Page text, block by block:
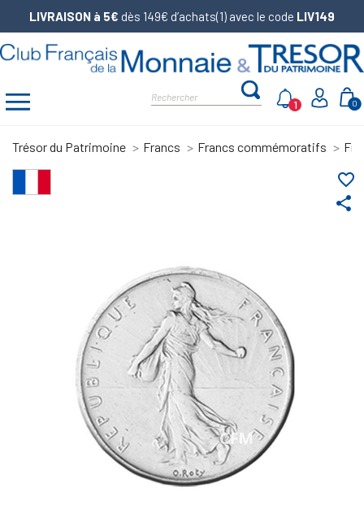
LIVRAISON à 5€ dès 149€ d’achats(1) avec le code LIV149
0
1
Trésor du Patrimoine Francs Francs commémoratifs
share
favorite_border